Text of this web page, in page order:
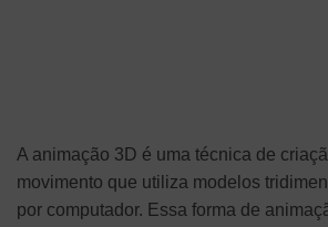
A animação 3D é uma técnica de
movimento que utiliza modelos
por computador. Essa forma de